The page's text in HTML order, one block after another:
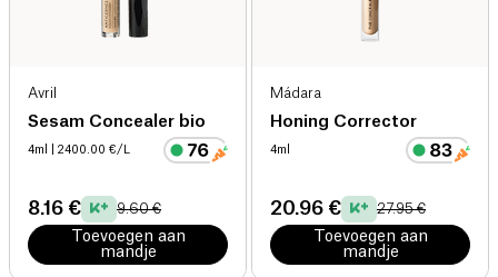
Avril
Sesam Concealer bio
4ml | 2400.00 €/L
8.16 € 9.60 €
Toevoegen aan
mandje
Mádara
Honing Corrector
4ml
20.96 € 27.95 €
Toevoegen aan
mandje